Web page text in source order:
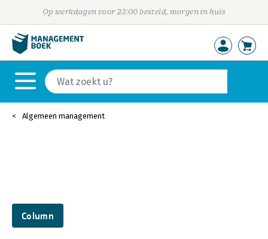
Op werkdagen voor 23:00 besteld, morgen in huis
Algemeen management
Column